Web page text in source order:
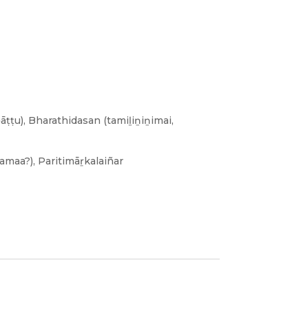
Bharathidasan (tamiḻiṉiṉimai,
Paritimāṟkalaiñar